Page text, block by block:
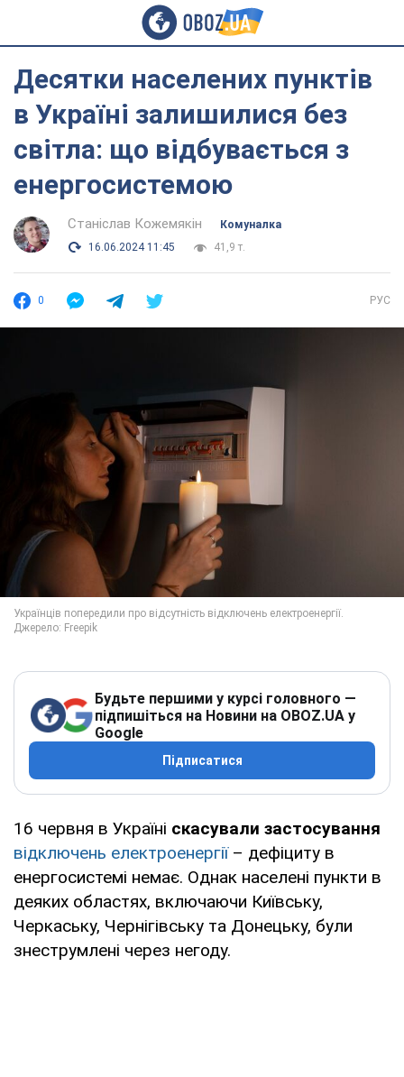
Десятки населених пунктів
в Україні залишилися без
світла: що відбувається з
енергосистемою
Станіслав Кожемякін
Комуналка
16.06.2024 11:45
41,9 т.
0 РУС
Будьте першими у курсі головного —
підпишіться на Новини на OBOZ.UA у
Google
Підписатися
16 червня в Україні скасували застосування
відключень електроенергії– дефіциту в
енергосистемі немає. Однак населені пункти в
деяких областях, включаючи Київську,
Черкаську, Чернігівську та Донецьку, були
знеструмлені через негоду.